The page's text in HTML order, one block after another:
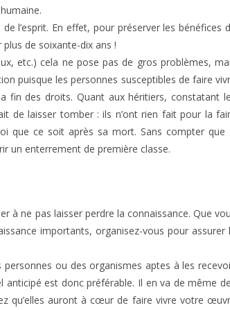
l’esprit. En effet, pour préserver les bénéfices
de soixante-dix ans !
etc.) cela ne pose pas de gros problèmes,
puisque les personnes susceptibles de faire
fin des droits. Quant aux héritiers, constatant
de laisser tomber : ils n’ont rien fait pour la
que ce soit après sa mort. Sans compter que
un enterrement de première classe.
à ne pas laisser perdre la connaissance. Que
importants, organisez-vous pour assurer
ou des organismes aptes à les
anticipé est donc préférable. Il en va de même
qu’elles auront à cœur de faire vivre votre